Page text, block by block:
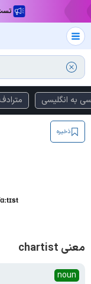
به انگلیسی
ذخیره
معنی chartist
noun